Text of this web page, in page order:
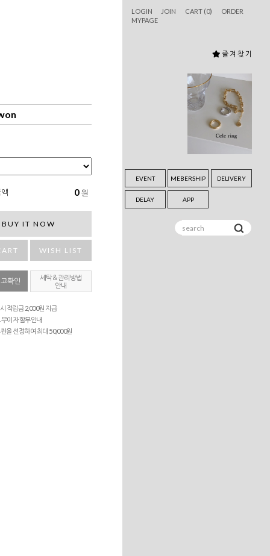
LOGIN JOIN CART (0)
ORDER
MYPAGE
즐 겨 찾 기
EVENT MEBERSHIP DELIVERY
DELAY APP
0 원
BUY IT NOW
WISH LIST
확인
세탁＆관리방법
안내
적립금 2,000원 지급
이자 할부안내
을 선정하여 최대 50,000원